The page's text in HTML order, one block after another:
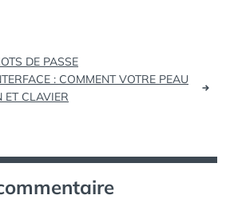
DE PASSE
: COMMENT VOTRE PEAU
ET CLAVIER